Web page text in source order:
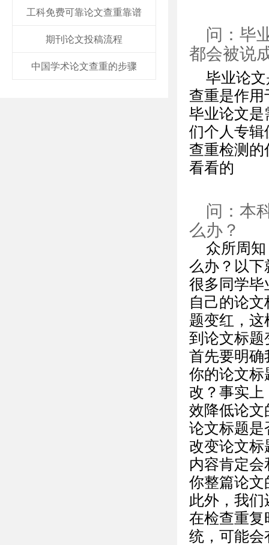
工科免费可靠论文查重靠谱
期刊论文投稿流程
中国学术论文查重的步骤
问：毕
都会被说
毕业论
查重是作用
毕业论文是
们个人专
查重检测的
看看的
问：本
么办？
众所周
么办？以下
很多同学毕
自己的论
题变红，
到论文标
首先要明确
你的论文标
改？事实
效降低论文
论文标题是
改变论文
内容肯定
你整篇论文
此外，我
在检查重复
统，可能会